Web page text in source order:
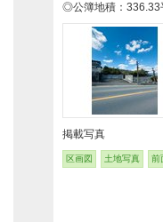
◎公簿地積：336.33
掲載写真
区画図 土地写真 前